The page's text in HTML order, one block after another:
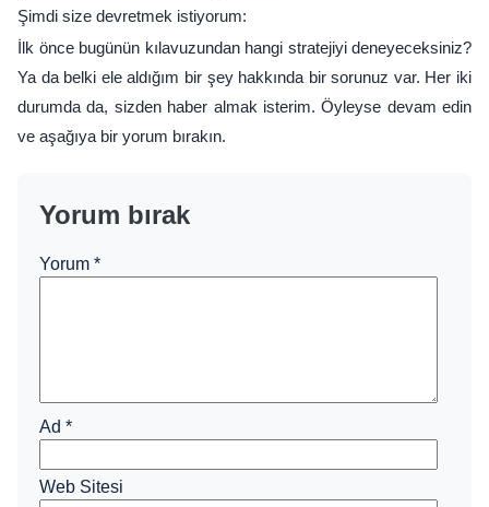
Şimdi size devretmek istiyorum:
İlk önce bugünün kılavuzundan hangi stratejiyi deneyeceksiniz?
Ya da belki ele aldığım bir şey hakkında bir sorunuz var. Her iki
durumda da, sizden haber almak isterim. Öyleyse devam edin
ve aşağıya bir yorum bırakın.
Yorum bırak
Yorum *
Ad *
Web Sitesi